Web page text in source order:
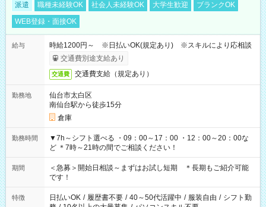
派遣 職種未経験OK 社会人未経験OK 大学生歓迎
ブランクOK
WEB登録・面接OK
給与
時給1200円～ ※日払いOK(規定あり) ※スキルにより応相談
交通費別途支給あり
交通費 交通費支給（規定あり）
勤務地
仙台市太白区
南仙台駅から徒歩15分
倉庫
勤務時間
▼7h～シフト選べる ・09：00～17：00 ・12：00～20：00な
ど ＊7時～21時の間でご相談ください！
期間
＜急募＞開始日相談～まずはお試し短期 ＊長期もご紹介可能
です！
特徴 日払いOK / 履歴書不要 / 40～50代活躍中 / 服装自由 / シフト勤